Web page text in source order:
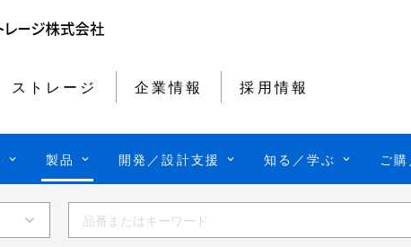
ストレージ 企業情報 採用情報
製品 開発／設計支援 知る／学ぶ ご購